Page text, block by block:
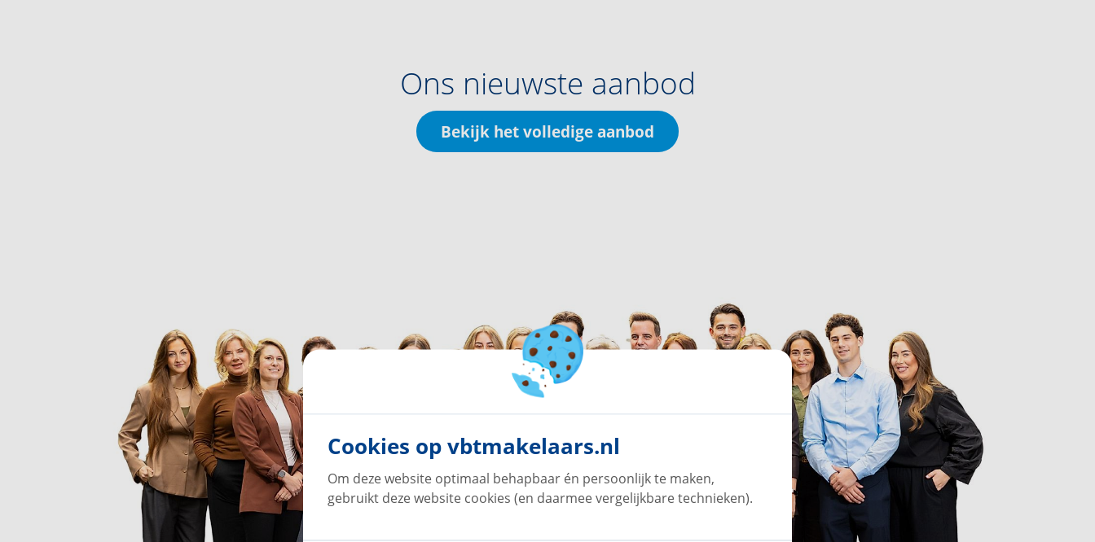
Ons nieuwste aanbod
Bekijk het volledige aanbod
Cookies op vbtmakelaars.nl
Om deze website optimaal behapbaar én persoonlijk te maken,
gebruikt deze website cookies (en daarmee vergelijkbare technieken).